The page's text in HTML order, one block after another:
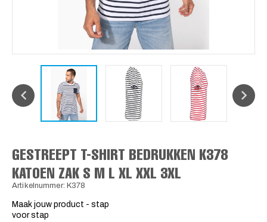
GESTREEPT T-SHIRT BEDRUKKEN K378
KATOEN ZAK S M L XL XXL 3XL
Artikelnummer: K378
Maak jouw product - stap
voor stap